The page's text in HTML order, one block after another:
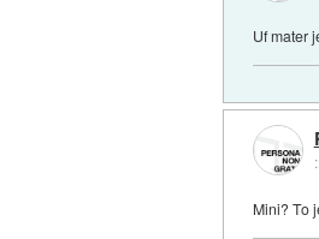
Uf mater
Mini? To